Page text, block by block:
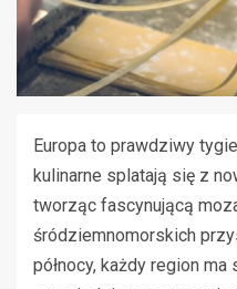
Europa to prawdziwy
kulinarne splatają się z
tworząc fascynującą
śródziemnomorskich
północy, każdy region